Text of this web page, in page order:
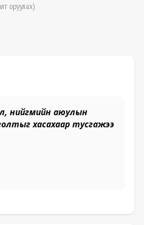
оруулах)
нийгмийн аюулын
хасахаар тусгажээ